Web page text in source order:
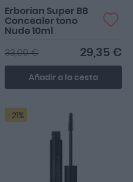
Erborian Super BB
Concealer tono
Nude 10ml
29,35 €
33,00 €
Añadir a la cesta
-21%